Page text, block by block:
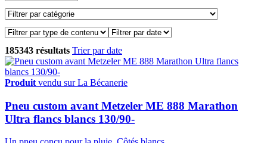
185343 résultats Trier par date
Produit vendu sur La Bécanerie
Pneu custom avant Metzeler ME 888 Marathon
Ultra flancs blancs 130/90-